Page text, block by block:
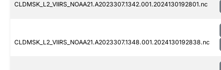
CLDMSK_L2_VIIRS_NOAA21.A2023307.1342.001.2024130192801.nc
CLDMSK_L2_VIIRS_NOAA21.A2023307.1348.001.2024130192838.nc